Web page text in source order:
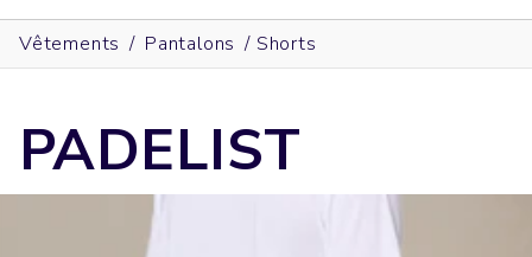
Vêtements / Pantalons / Shorts
PADELIST